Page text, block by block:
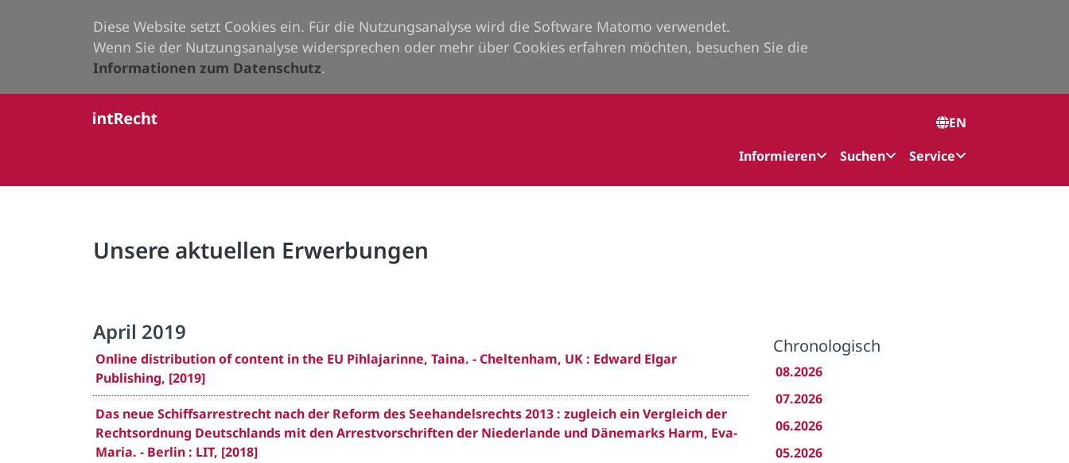
Diese Website setzt Cookies ein. Für die Nutzungsanalyse wird die Software Matomo verwendet.
Wenn Sie der Nutzungsanalyse widersprechen oder mehr über Cookies erfahren möchten, besuchen Sie die
Informationen zum Datenschutz.
EN
Informieren
Suchen Service
Unsere aktuellen Erwerbungen
April 2019
Online distribution of content in the EU Pihlajarinne, Taina. - Cheltenham, UK : Edward Elgar
Publishing, [2019]
Das neue Schiffsarrestrecht nach der Reform des Seehandelsrechts 2013 : zugleich ein Vergleich der
Rechtsordnung Deutschlands mit den Arrestvorschriften der Niederlande und Dänemarks Harm, Eva-
Maria. - Berlin : LIT, [2018]
Chronologisch
08.2026
07.2026
06.2026
05.2026